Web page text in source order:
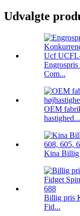
Udvalgte
Com...
OEM
hastighed...
Kina Billig
Billig pris
Fid...